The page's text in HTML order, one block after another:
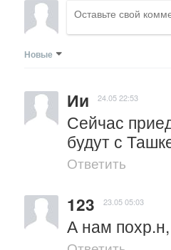
Новые
Ии 24.05 22:53
Сейчас
будут с
Ответить
123 23.05 05:03
А нам